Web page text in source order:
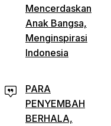
Mencerdaskan
Anak Bangsa,
Menginspirasi
Indonesia
PARA
PENYEMBAH
BERHALA,